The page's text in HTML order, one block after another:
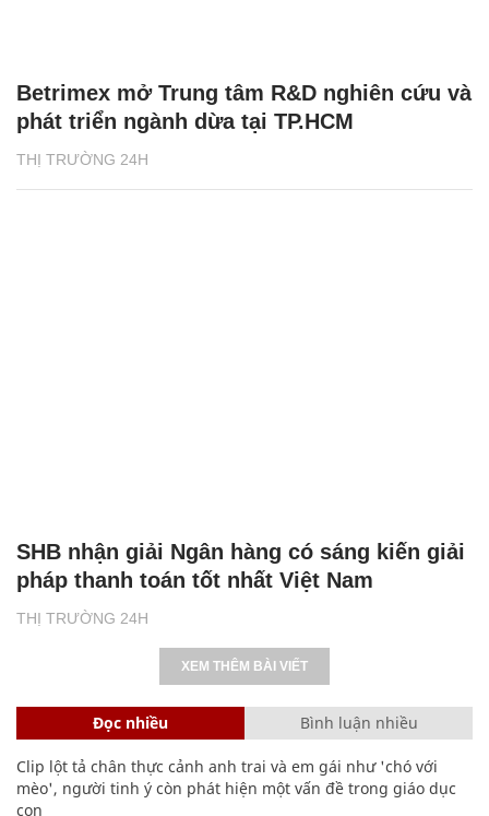
THỊ TRƯỜNG 24H
Betrimex mở Trung tâm R&D nghiên cứu và
phát triển ngành dừa tại TP.HCM
THỊ TRƯỜNG 24H
SHB nhận giải Ngân hàng có sáng kiến giải
pháp thanh toán tốt nhất Việt Nam
XEM THÊM BÀI VIẾT
Đọc nhiều Bình luận nhiều
Clip lột tả chân thực cảnh anh trai và em gái như 'chó với
mèo', người tinh ý còn phát hiện một vấn đề trong giáo dục
con